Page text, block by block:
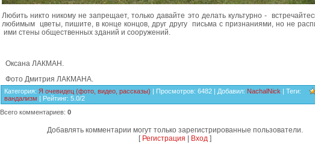
Любить никто никому не запрещает, только давайте это делать культурно -
любимым цветы, пишите, в конце концов, друг другу письма с признаниями, но не
ими стены общественных зданий и сооружений.
Оксана ЛАКМАН.
Фото Дмитрия ЛАКМАНА.
Категория: Я очевидец (фото, видео, рассказы) | Просмотров: 6482 | Добавил: NachalNick | Теги:
вандализм | Рейтинг: 5.0/2
Всего комментариев: 0
Добавлять комментарии могут только зарегистрированные пользователи.
[ Регистрация Вход]